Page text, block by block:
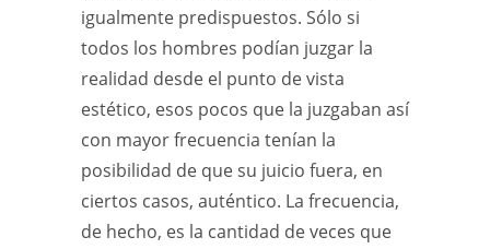
igualmente predispuestos. Sólo si
todos los hombres podían juzgar la
realidad desde el punto de vista
estético, esos pocos que la juzgaban así
con mayor frecuencia tenían la
posibilidad de que su juicio fuera, en
ciertos casos, auténtico. La frecuencia,
de hecho, es la cantidad de veces que